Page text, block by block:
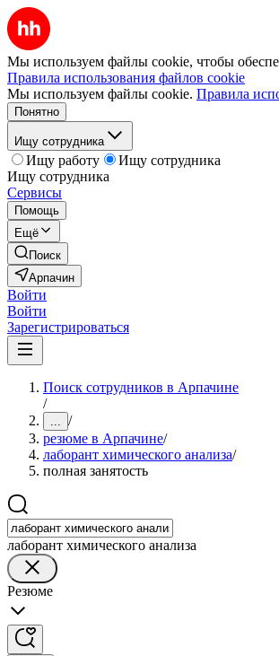
Мы используем файлы cookie, чтобы
Правила использования файлов cookie
Мы используем файлы cookie. Правила
Понятно
Ищу сотрудника
Ищу работу
Ищу сотрудника
Ищу сотрудника
Сервисы
Помощь
Ещё
Поиск
Арпачин
Войти
Войти
Зарегистрироваться
Поиск сотрудников в Арпачине
/
... /
резюме в Арпачине/
лаборант химического анализа/
полная занятость
лаборант химического анализа
Резюме